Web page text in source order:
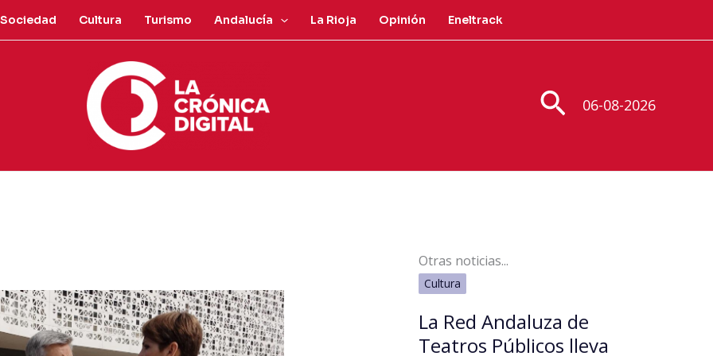
Sociedad Cultura Turismo Andalucía La Rioja Opinión Eneltrack
Buscar
06-08-2026
Otras noticias...
Cultura
La Red Andaluza de
Teatros Públicos lleva